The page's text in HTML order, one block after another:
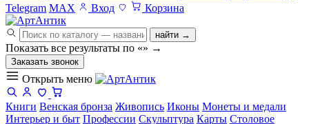
Telegram MAX Вход Корзина
найти →
Показать все результаты по «» →
Заказать звонок
Открыть меню
Книги Венская бронза Живопись Иконы Монеты и медали
Интерьер и быт Профессии Скульптура Карты Столовое